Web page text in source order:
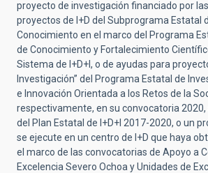
proyecto de investigación financiado por
proyectos de I+D del Subprograma Estatal
Conocimiento en el marco del Programa
de Conocimiento y Fortalecimiento
Sistema de I+D+I, o de ayudas para
Investigación” del Programa Estatal de
e Innovación Orientada a los Retos de la
respectivamente, en su convocatoria
del Plan Estatal de I+D+I 2017-2020, o un
se ejecute en un centro de I+D que haya
el marco de las convocatorias de Apoyo a
Excelencia Severo Ochoa y Unidades de